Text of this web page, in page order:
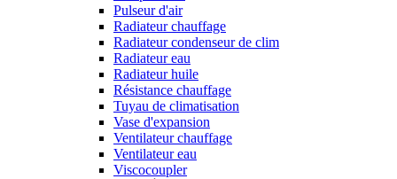
Pulseur d'air
Radiateur chauffage
Radiateur condenseur de clim
Radiateur eau
Radiateur huile
Résistance chauffage
Tuyau de climatisation
Vase d'expansion
Ventilateur chauffage
Ventilateur eau
Viscocoupler